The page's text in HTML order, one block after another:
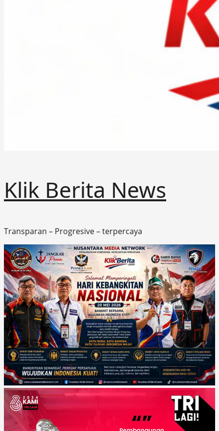
Klik Berita News
Transparan – Progresive – terpercaya